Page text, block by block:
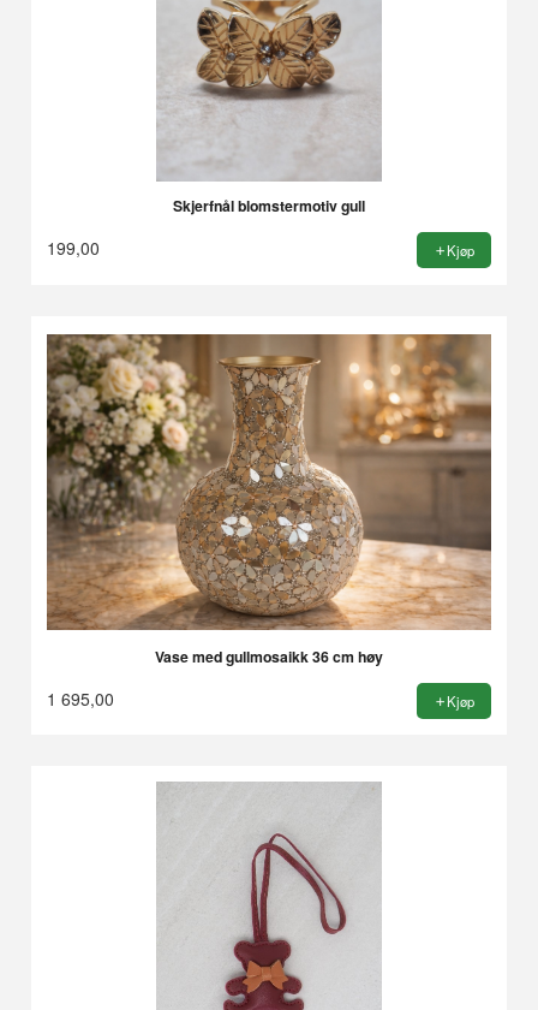
Skjerfnål blomstermotiv gull
199,00 Kjøp
Vase med gullmosaikk 36 cm høy
1 695,00 Kjøp